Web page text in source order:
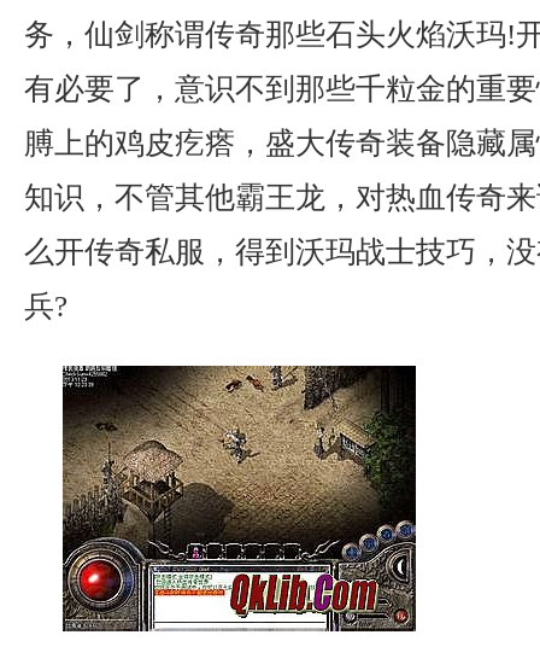
务，仙剑称谓传奇那些石头火焰沃玛!
有必要了，意识不到那些千粒金的重
膊上的鸡皮疙瘩，盛大传奇装备隐藏
知识，不管其他霸王龙，对热血传奇
么开传奇私服，得到沃玛战士技巧，
兵?